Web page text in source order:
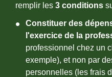
remplir les 3 conditions
Constituer des
l'exercice de la
professionnel chez un
exemple), et non par
personnelles (les frais